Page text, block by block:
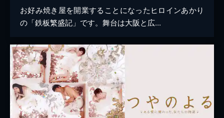
お好み焼き屋を開業することになったヒロインあかり
の「鉄板繁盛記」です。舞台は大阪と広...